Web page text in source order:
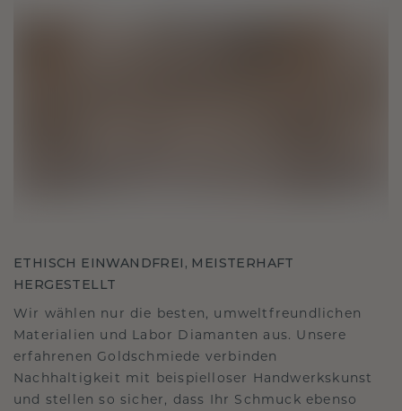
ETHISCH EINWANDFREI, MEISTERHAFT
HERGESTELLT
Wir wählen nur die besten, umweltfreundlichen
Materialien und Labor Diamanten aus. Unsere
erfahrenen Goldschmiede verbinden
Nachhaltigkeit mit beispielloser Handwerkskunst
und stellen so sicher, dass Ihr Schmuck ebenso